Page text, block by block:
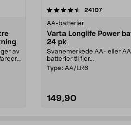
av
24107
AA-batterier
Varta Longlife Power
24 pk
Svanemerkede AA- eller
batterier til fjer...
Type: AA/LR6
149,90
4.5av 5 stjerner